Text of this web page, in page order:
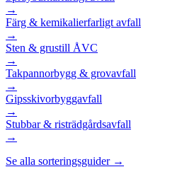
→
Färg & kemikalierfarligt avfall
→
Sten & grustill ÅVC
→
Takpannorbygg & grovavfall
→
Gipsskivorbyggavfall
→
Stubbar & risträdgårdsavfall
→
Se alla sorteringsguider →